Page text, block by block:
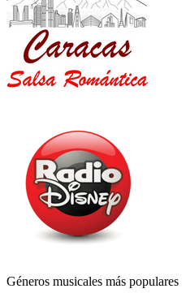
Géneros musicales más populares